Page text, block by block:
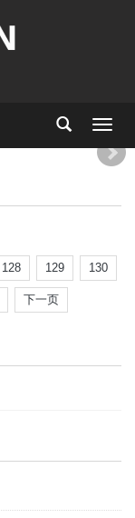
Toggle
128 129 130
下一页